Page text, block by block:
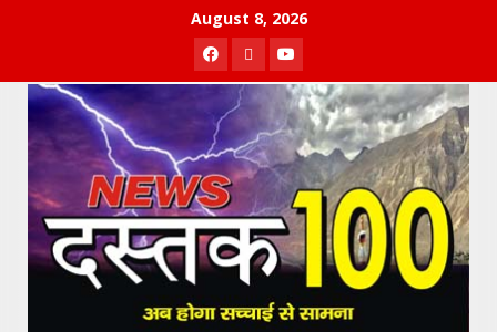
August 8, 2026
Facebook
TwitterYoutube